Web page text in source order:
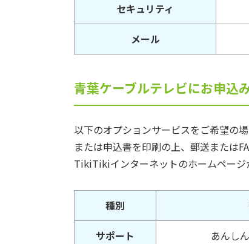
セキュリティ
メール
青葉ケーブルテレビにお申込
以下のオプションサービスをご希望の場
または申込書を印刷の上、郵送または
TikiTikiインターネットのホームページ
種別
サポート あんし